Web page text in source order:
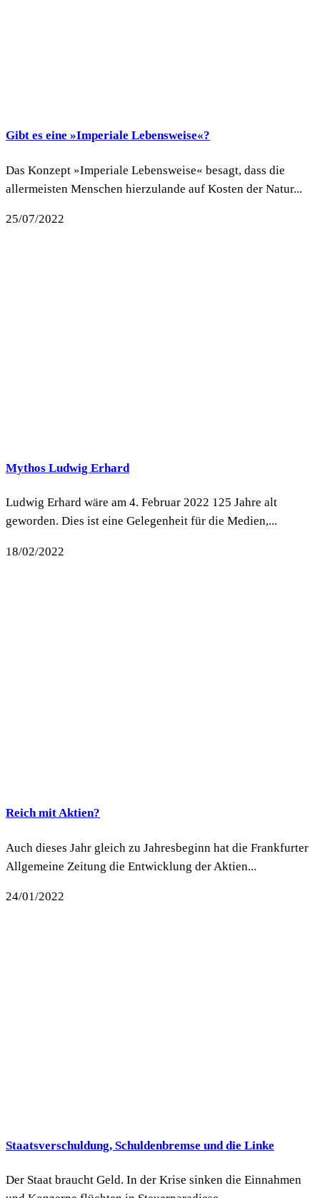
Gibt es eine »Imperiale Lebensweise«?
Das Konzept »Imperiale Lebensweise« besagt, dass die
allermeisten Menschen hierzulande auf Kosten der Natur...
25/07/2022
Mythos Ludwig Erhard
Ludwig Erhard wäre am 4. Februar 2022 125 Jahre alt
geworden. Dies ist eine Gelegenheit für die Medien,...
18/02/2022
Reich mit Aktien?
Auch dieses Jahr gleich zu Jahresbeginn hat die Frankfurter
Allgemeine Zeitung die Entwicklung der Aktien...
24/01/2022
Staatsverschuldung, Schuldenbremse und die Linke
Der Staat braucht Geld. In der Krise sinken die Einnahmen